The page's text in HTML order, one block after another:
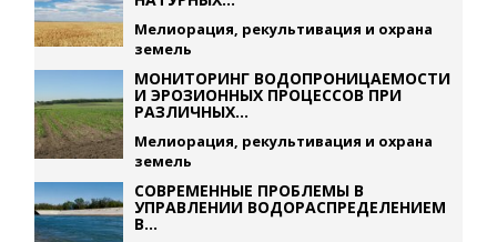
Мелиорация, рекультивация и охрана
земель
МОНИТОРИНГ ВОДОПРОНИЦАЕМОСТИ
И ЭРОЗИОННЫХ ПРОЦЕССОВ ПРИ
РАЗЛИЧНЫХ...
Мелиорация, рекультивация и охрана
земель
СОВРЕМЕННЫЕ ПРОБЛЕМЫ В
УПРАВЛЕНИИ ВОДОРАСПРЕДЕЛЕНИЕМ
В...